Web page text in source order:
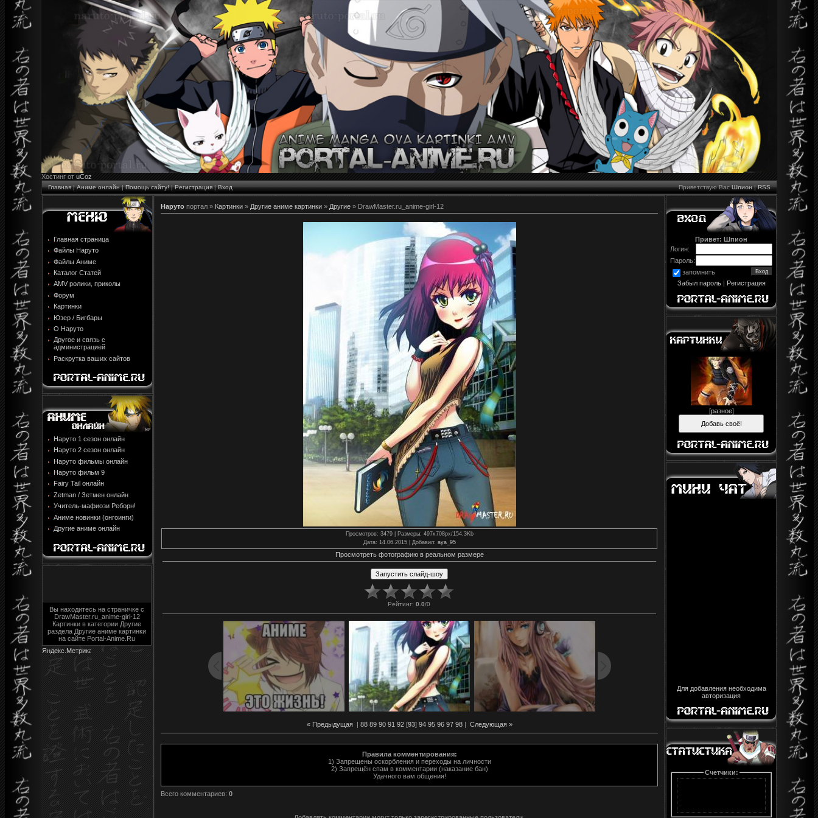
Хостинг от uCoz
Главная|Аниме онлайн|Помощь сайту!|Регистрация|Вход Приветствую Вас Шпион|RSS
Главная страница
Файлы Наруто
Файлы Аниме
Каталог Статей
AMV ролики, приколы
Форум
Картинки
Юзер / Бигбары
О Наруто
Другое и связь с
администрацией
Раскрутка ваших сайтов
Наруто 1 сезон онлайн
Наруто 2 сезон онлайн
Наруто фильмы онлайн
Наруто фильм 9
Fairy Tail онлайн
Zetman / Зетмен онлайн
Учитель-мафиози Реборн!
Аниме новинки (онгоинги)
Другие аниме онлайн
Вы находитесь на страничке с
DrawMaster.ru_anime-girl-12
Картинки в категории Другие
раздела Другие аниме картинки
на сайте Portal-Anime.Ru
Наруто портал » Картинки » Другие аниме картинки » Другие » DrawMaster.ru_anime-girl-12
Просмотров: 3479 | Размеры: 497x708px/154.3Kb
Дата: 14.06.2015 | Добавил: aya_95
Просмотреть фотографию в реальном размере
Рейтинг: 0.0/0
« Предыдущая| 88 89 90 91 92[93] 94 95 96 97 98| Следующая »
Правила комментирования:
1) Запрещены оскорбления и переходы на личности
2) Запрещён спам в комментарии (наказание бан)
Удачного вам общения!
Всего комментариев: 0
Привет: Шпион
Логин:
Пароль:
запомнить
Забыл пароль| Регистрация
[разное]
Для добавления необходима
авторизация
Счетчики: